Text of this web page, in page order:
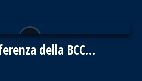
della BCC